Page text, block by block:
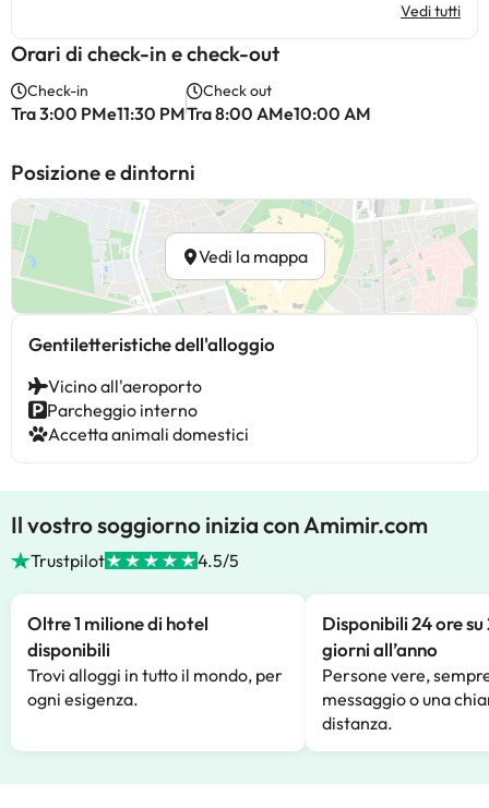
Vedi tutti
Orari di check-in e check-out
Check-in
Tra 3:00 PMe11:30 PM
Check out
Tra 8:00 AMe10:00 AM
Posizione e dintorni
Vedi la mappa
Gentiletteristiche dell'alloggio
Vicino all'aeroporto
Parcheggio interno
Accetta animali domestici
Il vostro soggiorno inizia con Amimir.com
Trustpilot 4.5/5
Oltre 1 milione di hotel
disponibili
Trovi alloggi in tutto il mondo, per
ogni esigenza.
Disponibili 24 ore su
giorni all’anno
Persone vere,
messaggio o una
distanza.